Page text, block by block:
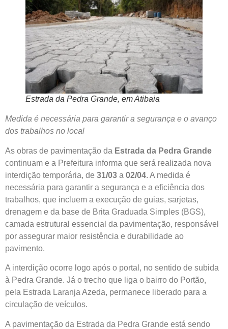
Estrada da Pedra Grande, em Atibaia
Medida é necessária para garantir a segurança e o avanço
dos trabalhos no local
As obras de pavimentação da Estrada da Pedra Grande
continuam e a Prefeitura informa que será realizada nova
interdição temporária, de 31/03 a 02/04. A medida é
necessária para garantir a segurança e a eficiência dos
trabalhos, que incluem a execução de guias, sarjetas,
drenagem e da base de Brita Graduada Simples (BGS),
camada estrutural essencial da pavimentação, responsável
por assegurar maior resistência e durabilidade ao
pavimento.
A interdição ocorre logo após o portal, no sentido de subida
à Pedra Grande. Já o trecho que liga o bairro do Portão,
pela Estrada Laranja Azeda, permanece liberado para a
circulação de veículos.
A pavimentação da Estrada da Pedra Grande está sendo